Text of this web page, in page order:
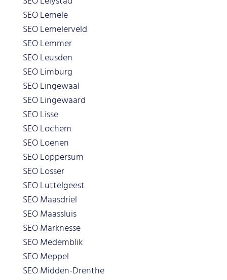
SEO Lemele
SEO Lemelerveld
SEO Lemmer
SEO Leusden
SEO Limburg
SEO Lingewaal
SEO Lingewaard
SEO Lisse
SEO Lochem
SEO Loenen
SEO Loppersum
SEO Losser
SEO Luttelgeest
SEO Maasdriel
SEO Maassluis
SEO Marknesse
SEO Medemblik
SEO Meppel
SEO Midden-Drenthe